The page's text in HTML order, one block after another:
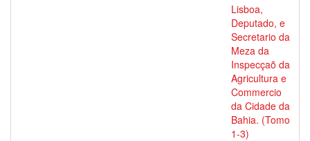
Lisboa,
Deputado, e
Secretario da
Meza da
Inspecçaõ da
Agricultura e
Commercio
da Cidade da
Bahia. (Tomo
1-3)